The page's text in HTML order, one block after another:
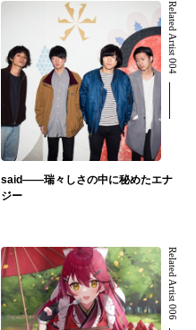
Related Artist 004
said――瑞々しさの中に秘めたエナ
ジー
Related Artist 006